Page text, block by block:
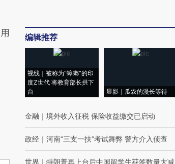
编辑推荐
视线｜被称为“蟑螂”的印
度Z世代 将教育部长拱下
台
显影｜瓜农的漫长等待
金融 ｜ 境外收入征税 保险收益缴交已启动
政经 ｜ 河南“三支一扶”考试舞弊 警方介入侦查
世界 ｜ 特朗普再上台后中国留学生获签数量大减